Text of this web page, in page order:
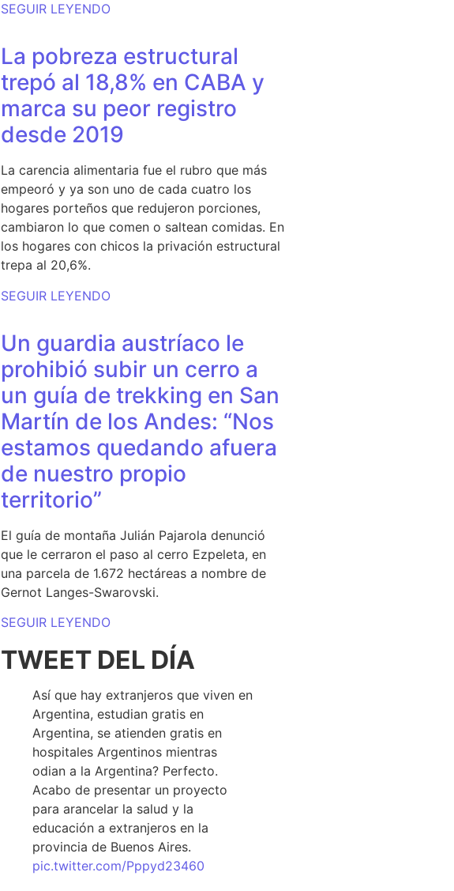
SEGUIR LEYENDO
La pobreza estructural
trepó al 18,8% en CABA y
marca su peor registro
desde 2019
La carencia alimentaria fue el rubro que más
empeoró y ya son uno de cada cuatro los
hogares porteños que redujeron porciones,
cambiaron lo que comen o saltean comidas. En
los hogares con chicos la privación estructural
trepa al 20,6%.
SEGUIR LEYENDO
Un guardia austríaco le
prohibió subir un cerro a
un guía de trekking en San
Martín de los Andes: “Nos
estamos quedando afuera
de nuestro propio
territorio”
El guía de montaña Julián Pajarola denunció
que le cerraron el paso al cerro Ezpeleta, en
una parcela de 1.672 hectáreas a nombre de
Gernot Langes-Swarovski.
SEGUIR LEYENDO
TWEET DEL DÍA
Así que hay extranjeros que viven en
Argentina, estudian gratis en
Argentina, se atienden gratis en
hospitales Argentinos mientras
odian a la Argentina? Perfecto.
Acabo de presentar un proyecto
para arancelar la salud y la
educación a extranjeros en la
provincia de Buenos Aires.
pic.twitter.com/Pppyd23460